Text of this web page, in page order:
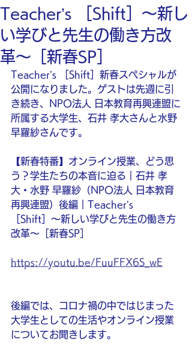
Teacher’s ［Shift］〜新し
い学びと先生の働き方改
革〜［新春SP］
Teacher’s ［Shift］新春スペシャルが
公開になりました。ゲストは先週に引
き続き、NPO法人 日本教育再興連盟に
所属する大学生、石井 孝大さんと水野
早羅紗さんです。
【新春特番】オンライン授業、どう思
う？学生たちの本音に迫る｜石井 孝
大・水野 早羅紗（NPO法人 日本教育
再興連盟）後編｜Teacher’s
［Shift］〜新しい学びと先生の働き方
改革〜［新春SP］
https://youtu.be/FuuFFX6S_wE
後編では、コロナ禍の中ではじまった
大学生としての生活やオンライン授業
についてお聞きします。